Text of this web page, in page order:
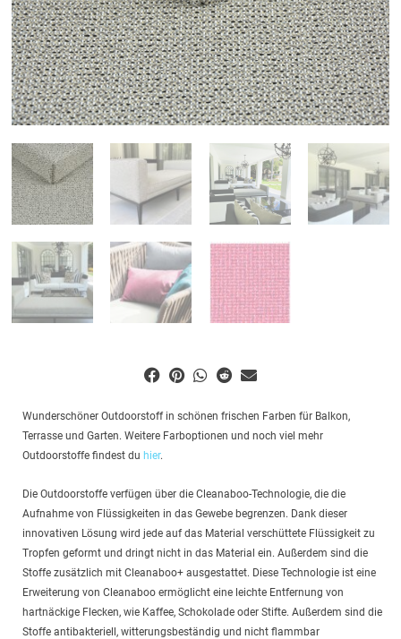
Wunderschöner Outdoorstoff in schönen frischen Farben für Balkon,
Terrasse und Garten. Weitere Farboptionen und noch viel mehr
Outdoorstoffe findest du hier.
Die Outdoorstoffe verfügen über die Cleanaboo-Technologie, die die
Aufnahme von Flüssigkeiten in das Gewebe begrenzen. Dank dieser
innovativen Lösung wird jede auf das Material verschüttete Flüssigkeit zu
Tropfen geformt und dringt nicht in das Material ein. Außerdem sind die
Stoffe zusätzlich mit Cleanaboo+ ausgestattet. Diese Technologie ist eine
Erweiterung von Cleanaboo ermöglicht eine leichte Entfernung von
hartnäckige Flecken, wie Kaffee, Schokolade oder Stifte. Außerdem sind die
Stoffe antibakteriell, witterungsbeständig und nicht flammbar